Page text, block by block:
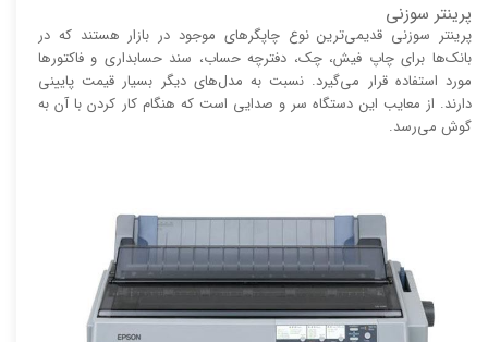
پرینتر سوزنی
پرینتر سوزنی قدیمی‌ترین نوع چاپگر‌های موجود در بازار هستند که در
بانک‌ها برای چاپ فیش، چک، دفترچه حساب، سند حسابداری و فاکتور‌ها
مورد استفاده قرار می‌گیرد. نسبت به مدل‌های دیگر بسیار قیمت پایینی
دارند. از معایب این دستگاه سر و صدایی است که هنگام کار کردن با آن به
گوش می‌رسد.